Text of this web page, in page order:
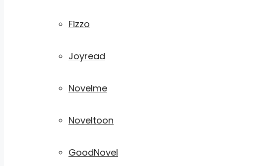
Fizzo
Joyread
Novelme
Noveltoon
GoodNovel